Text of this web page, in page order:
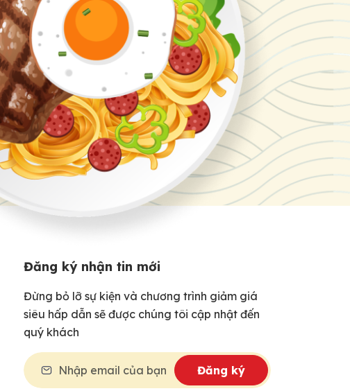
Đăng ký nhận tin mới
Đừng bỏ lỡ sự kiện và chương trình giảm giá
siêu hấp dẫn sẽ được chúng tôi cập nhật đến
quý khách